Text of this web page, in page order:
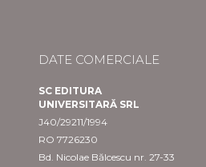
DATE COMERCIALE
SC EDITURA
UNIVERSITARĂ SRL
J40/29211/1994
RO 7726230
Bd. Nicolae Bălcescu nr. 27-33